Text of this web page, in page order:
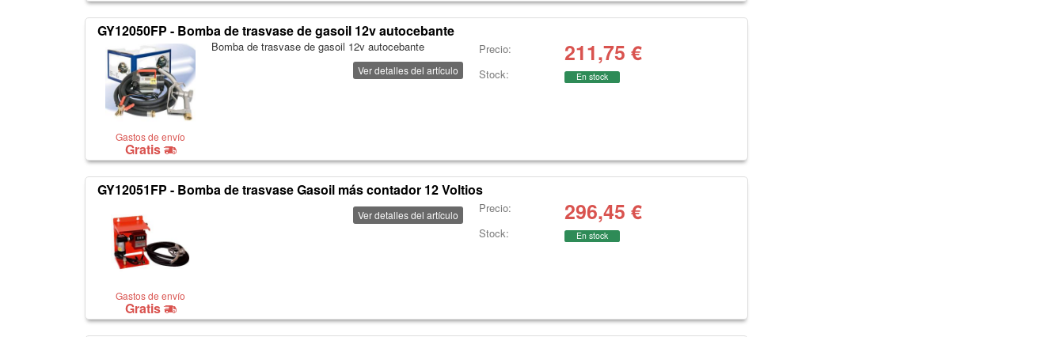
GY12050FP - Bomba de trasvase de gasoil 12v autocebante
Gastos de envío
Gratis
Bomba de trasvase de gasoil 12v autocebante
Ver detalles del artículo
Precio: 211,75 €
Stock: En stock
GY12051FP - Bomba de trasvase Gasoil más contador 12 Voltios
Gastos de envío
Gratis
Ver detalles del artículo Precio: 296,45 €
Stock: En stock